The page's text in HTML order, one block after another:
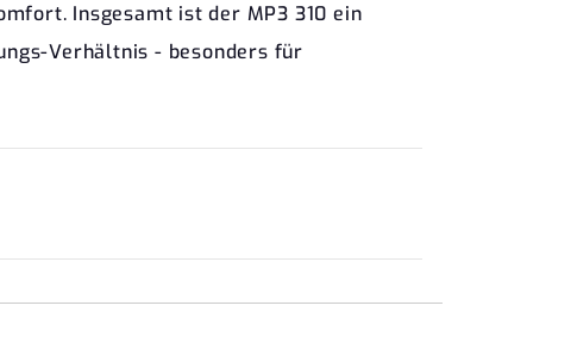
Insgesamt ist der MP3 310 ein
Verhältnis - besonders für